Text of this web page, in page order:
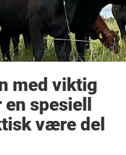
med viktig
en spesiell
være del